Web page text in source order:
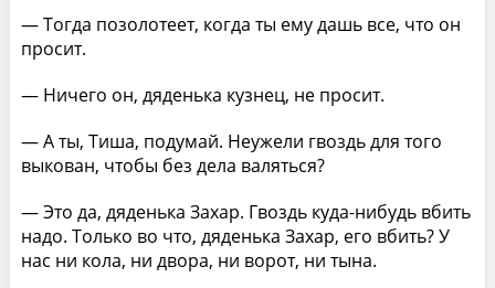
— Тогда позолотеет, когда ты ему дашь все, что он
просит.
— Ничего он, дяденька кузнец, не просит.
— А ты, Тиша, подумай. Неужели гвоздь для того
выкован, чтобы без дела валяться?
— Это да, дяденька Захар. Гвоздь куда-нибудь вбить
надо. Только во что, дяденька Захар, его вбить? У
нас ни кола, ни двора, ни ворот, ни тына.